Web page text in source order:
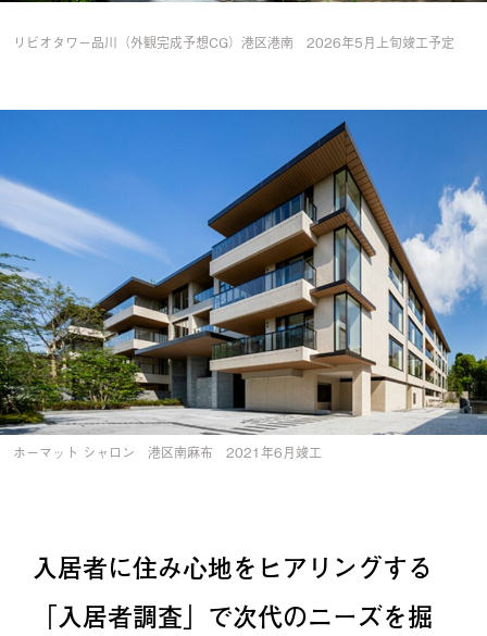
リビオタワー品川（外観完成予想CG）港区港南 2026年5月上旬竣工予定
ホーマット シャロン 港区南麻布 2021年6月竣工
入居者に住み心地をヒアリングする
「入居者調査」で次代のニーズを掘